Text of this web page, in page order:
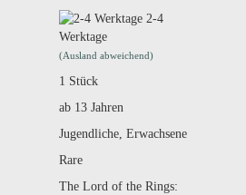
2-4
Werktage
(Ausland abweichend)
1 Stück
ab 13 Jahren
Jugendliche, Erwachsene
Rare
The Lord of the Rings: